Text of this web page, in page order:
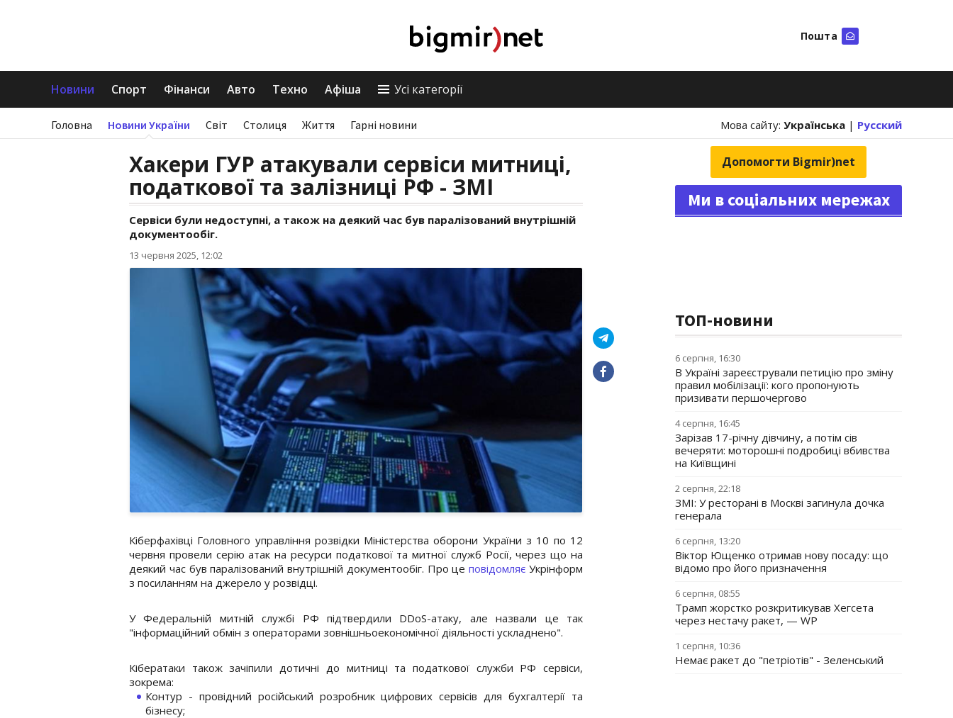
Пошта
Новини Спорт Фінанси Авто Техно Афіша Усі категорії
Головна Новини України Світ Столиця Життя Гарні новини Мова сайту: Українська | Русский
Хакери ГУР атакували сервіси митниці,
податкової та залізниці РФ - ЗМІ
Сервіси були недоступні, а також на деякий час був паралізований внутрішній
документообіг.
13 червня 2025, 12:02
Кіберфахівці Головного управління розвідки Міністерства оборони України з 10 по 12
червня провели серію атак на ресурси податкової та митної служб Росії, через що на
деякий час був паралізований внутрішній документообіг. Про цеповідомляє Укрінформ
з посиланням на джерело у розвідці.
У Федеральній митній службі РФ підтвердили DDoS-атаку, але назвали це так
"інформаційний обмін з операторами зовнішньоекономічної діяльності ускладнено".
Кібератаки також зачіпили дотичні до митниці та податкової служби РФ сервіси,
зокрема:
Контур - провідний російський розробник цифрових сервісів для бухгалтерії та
бізнесу;
Допомогти Bigmir)net
Ми в соціальних мережах
ТОП-новини
6 серпня, 16:30
В Україні зареєстрували петицію про зміну
правил мобілізації: кого пропонують
призивати першочергово
4 серпня, 16:45
Зарізав 17-річну дівчину, а потім сів
вечеряти: моторошні подробиці вбивства
на Київщині
2 серпня, 22:18
ЗМІ: У ресторані в Москві загинула дочка
генерала
6 серпня, 13:20
Віктор Ющенко отримав нову посаду: що
відомо про його призначення
6 серпня, 08:55
Трамп жорстко розкритикував Хегсета
через нестачу ракет, — WP
1 серпня, 10:36
Немає ракет до "петріотів" - Зеленський